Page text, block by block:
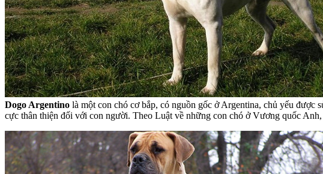
Dogo Argentino là một con chó cơ bắp, có nguồn gốc ở Argentina, chủ yếu được
cực thân thiện đối với con người. Theo Luật về những con chó ở Vương quốc